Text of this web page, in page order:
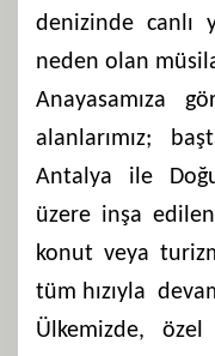
denizinde canlı
neden olan
Anayasamıza
alanlarımız;
Antalya ile
üzere inşa
konut veya
tüm hızıyla
Ülkemizde,